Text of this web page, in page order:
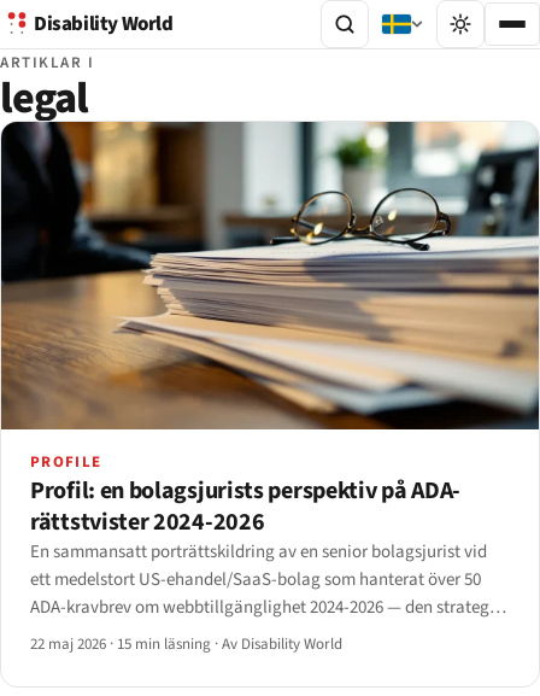
Disability World
ARTIKLAR I
legal
PROFILE
Profil: en bolagsjurists perspektiv på ADA-
rättstvister 2024-2026
En sammansatt porträttskildring av en senior bolagsjurist vid
ett medelstort US-ehandel/SaaS-bolag som hanterat över 50
ADA-kravbrev om webbtillgänglighet 2024-2026 — den strategi
hon ser på kärandes sida och det tidiga förlikningsfönstret.
22 maj 2026 · 15 min läsning ·Av Disability World